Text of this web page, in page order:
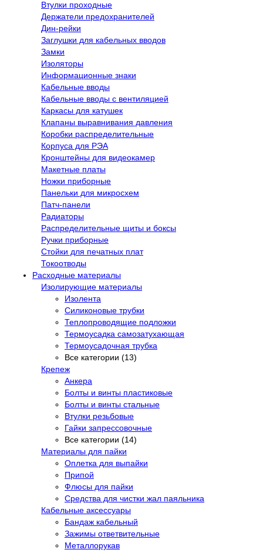
Втулки проходные
Держатели предохранителей
Дин-рейки
Заглушки для кабельных вводов
Замки
Изоляторы
Информационные знаки
Кабельные вводы
Кабельные вводы с вентиляцией
Каркасы для катушек
Клапаны выравнивания давления
Коробки распределительные
Корпуса для РЭА
Кронштейны для видеокамер
Макетные платы
Ножки приборные
Панельки для микросхем
Патч-панели
Радиаторы
Распределительные щиты и боксы
Ручки приборные
Стойки для печатных плат
Токоотводы
Расходные материалы
Изолирующие материалы
Изолента
Силиконовые трубки
Теплопроводящие подложки
Термоусадка самозатухающая
Термоусадочная трубка
Все категории (13)
Крепеж
Анкера
Болты и винты пластиковые
Болты и винты стальные
Втулки резьбовые
Гайки запрессовочные
Все категории (14)
Материалы для пайки
Оплетка для выпайки
Припой
Флюсы для пайки
Средства для чистки жал паяльника
Кабельные аксессуары
Бандаж кабельный
Зажимы ответвительные
Металлорукав